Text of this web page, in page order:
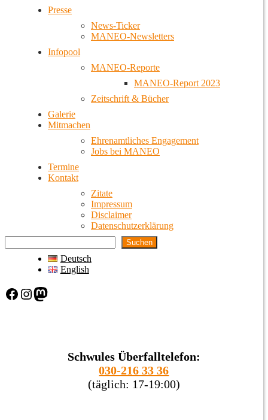
Presse
News-Ticker
MANEO-Newsletters
Infopool
MANEO-Reporte
MANEO-Report 2023
Zeitschrift & Bücher
Galerie
Mitmachen
Ehrenamtliches Engagement
Jobs bei MANEO
Termine
Kontakt
Zitate
Impressum
Disclaimer
Datenschutzerklärung
Suchen
Deutsch
English
Facebook Instagram Mastodon
Schwules Überfalltelefon:
030-216 33 36
(täglich: 17-19:00)